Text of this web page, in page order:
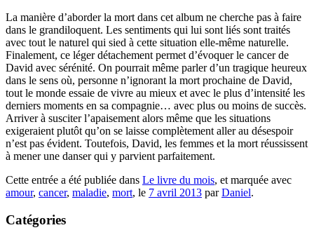
La manière d’aborder la mort dans cet album ne cherche pas à faire
dans le grandiloquent. Les sentiments qui lui sont liés sont traités
avec tout le naturel qui sied à cette situation elle-même naturelle.
Finalement, ce léger détachement permet d’évoquer le cancer de
David avec sérénité. On pourrait même parler d’un tragique heureux
dans le sens où, personne n’ignorant la mort prochaine de David,
tout le monde essaie de vivre au mieux et avec le plus d’intensité les
derniers moments en sa compagnie… avec plus ou moins de succès.
Arriver à susciter l’apaisement alors même que les situations
exigeraient plutôt qu’on se laisse complètement aller au désespoir
n’est pas évident. Toutefois, David, les femmes et la mort réussissent
à mener une danser qui y parvient parfaitement.
Cette entrée a été publiée dans Le livre du mois, et marquée avec
amour, cancer, maladie, mort, le 7 avril 2013 parDaniel.
Catégories